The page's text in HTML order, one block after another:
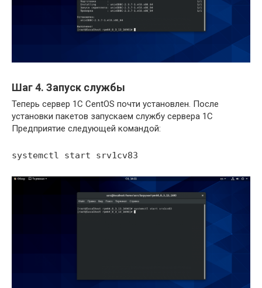
Шаг 4. Запуск службы
Теперь сервер 1С CentOS почти установлен. После
установки пакетов запускаем службу сервера 1С
Предприятие следующей командой:
systemctl start srv1cv83